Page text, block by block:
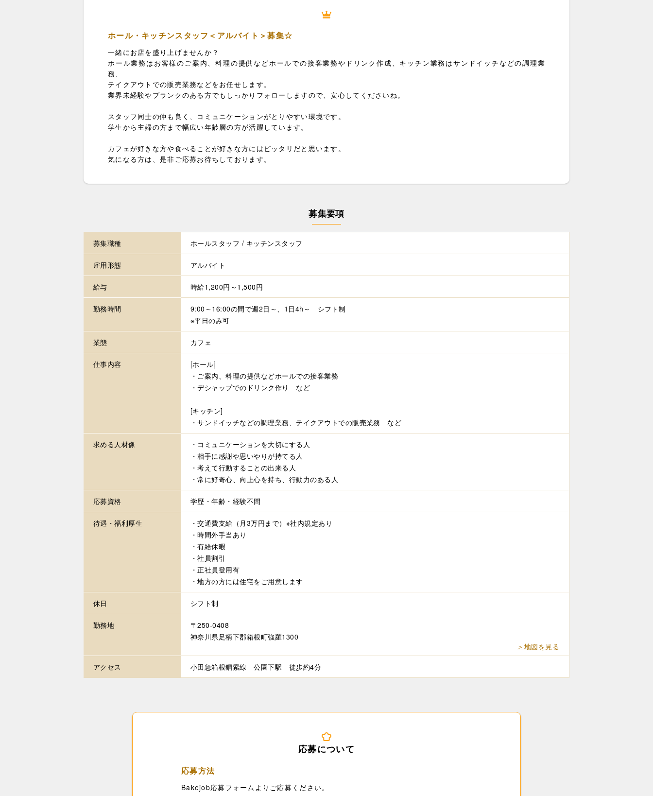
ホール・キッチンスタッフ＜アルバイト＞募集☆
一緒にお店を盛り上げませんか？
ホール業務はお客様のご案内、料理の提供などホールでの接客業務やドリンク作成、キッチン業務はサンドイッチなどの調理業
務、
テイクアウトでの販売業務などをお任せします。
業界未経験やブランクのある方でもしっかりフォローしますので、安心してくださいね。
スタッフ同士の仲も良く、コミュニケーションがとりやすい環境です。
学生から主婦の方まで幅広い年齢層の方が活躍しています。
カフェが好きな方や食べることが好きな方にはピッタリだと思います。
気になる方は、是非ご応募お待ちしております。
募集要項
募集職種 ホールスタッフ / キッチンスタッフ
雇用形態 アルバイト
給与 時給1,200円～1,500円
勤務時間
9:00～16:00の間で週2日～、1日4h～ シフト制
※平日のみ可
業態 カフェ
仕事内容
[ホール]
・ご案内、料理の提供などホールでの接客業務
・デシャップでのドリンク作り など
[キッチン]
・サンドイッチなどの調理業務、テイクアウトでの販売業務 など
求める 人材像
・コミュニケーションを大切にする人
・相手に感謝や思いやりが持てる人
・考えて行動することの出来る人
・常に好奇心、向上心を持ち、行動力のある人
応募資格 学歴・年齢・経験不問
待遇・福利厚生
・交通費支給（月3万円まで）※社内規定あり
・時間外手当あり
・有給休暇
・社員割引
・正社員登用有
・地方の方には住宅をご用意します
休日 シフト制
勤務地
〒250-0408
神奈川県足柄下郡箱根町強羅1300
＞地図を見る
アクセス 小田急箱根鋼索線 公園下駅 徒歩約4分
応募について
応募方法
Bakejob応募フォームよりご応募ください。